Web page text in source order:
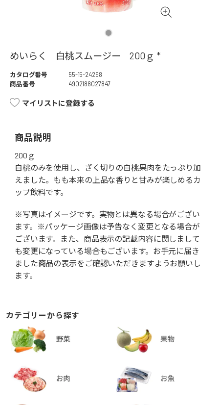
めいらく 白桃スムージー 200ｇ *
カタログ番号
55-15-24298
商品番号
4902188027847
マイリストに登録する
商品説明
200ｇ
白桃のみを使用し、ざく切りの白桃果肉をたっぷり加
えました。もも本来の上品な香りと甘みが楽しめるカ
ップ飲料です。
※写真はイメージです。実物とは異なる場合がござい
ます。※パッケージ画像は予告なく変更となる場合が
ございます。また、商品表示の記載内容に関しまして
も変更になっている場合もございます。お手元に届き
ました商品の表示をご確認いただきますようお願いし
ます。
カテゴリーから探す